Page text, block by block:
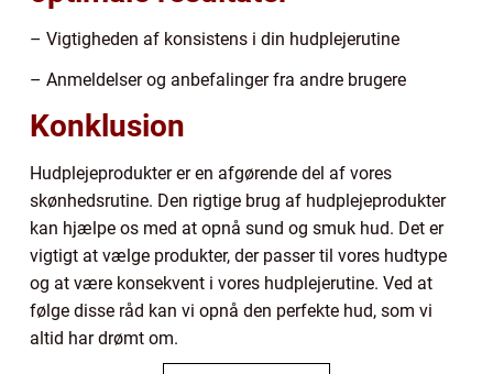
– Vigtigheden af konsistens i din hudplejerutine
– Anmeldelser og anbefalinger fra andre brugere
Konklusion
Hudplejeprodukter er en afgørende del af vores
skønhedsrutine. Den rigtige brug af hudplejeprodukter
kan hjælpe os med at opnå sund og smuk hud. Det er
vigtigt at vælge produkter, der passer til vores hudtype
og at være konsekvent i vores hudplejerutine. Ved at
følge disse råd kan vi opnå den perfekte hud, som vi
altid har drømt om.